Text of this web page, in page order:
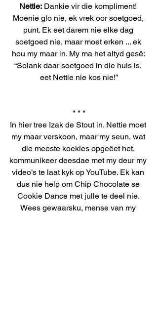
Nettie: Dankie vir die kompliment!
Moenie glo nie, ek vrek oor soetgoed,
punt. Ek eet darem nie elke dag
soetgoed nie, maar moet erken ... ek
hou my maar in. My ma het altyd gesê:
“Solank daar soetgoed in die huis is,
eet Nettie nie kos nie!”
* * *
In hier tree Izak de Stout in. Nettie moet
my maar verskoon, maar my seun, wat
die meeste koekies opgeëet het,
kommunikeer deesdae met my deur my
video’s te laat kyk op YouTube. Ek kan
dus nie help om Chip Chocolate se
Cookie Dance met julle te deel nie.
Wees gewaarsku, mense van my